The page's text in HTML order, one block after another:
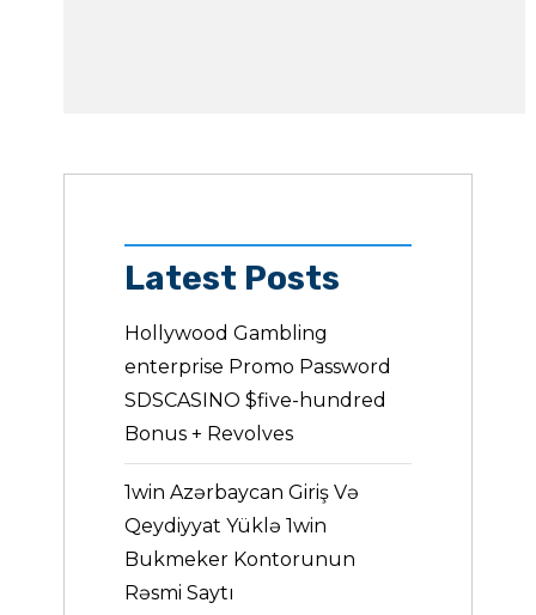
Latest Posts
Hollywood Gambling
enterprise Promo Password
SDSCASINO $five-hundred
Bonus + Revolves
1win Azərbaycan Giriş Və
Qeydiyyat Yüklə 1win
Bukmeker Kontorunun
Rəsmi Saytı